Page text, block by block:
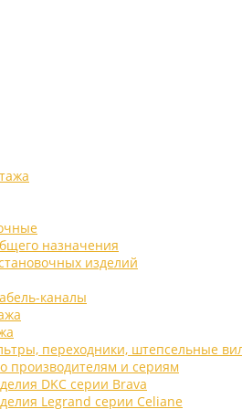
назначения
изделий
каналы
переходники, штепсельные
производителям и сериям
DKC серии Brava
Legrand серии Celiane